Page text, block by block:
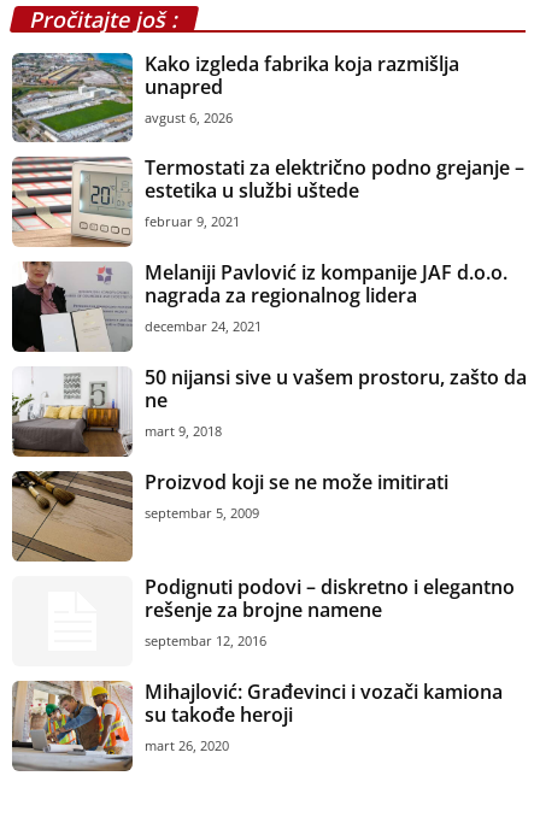
Pročitajte još :
Kako izgleda fabrika koja razmišlja
unapred
avgust 6, 2026
Termostati za električno podno grejanje –
estetika u službi uštede
februar 9, 2021
Melaniji Pavlović iz kompanije JAF d.o.o.
nagrada za regionalnog lidera
decembar 24, 2021
50 nijansi sive u vašem prostoru, zašto da
ne
mart 9, 2018
Proizvod koji se ne može imitirati
septembar 5, 2009
Podignuti podovi – diskretno i elegantno
rešenje za brojne namene
septembar 12, 2016
Mihajlović: Građevinci i vozači kamiona
su takođe heroji
mart 26, 2020